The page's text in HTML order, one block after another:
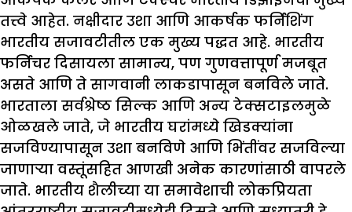
तत्त्वे आहेत. नक्षीदार उशा आणि आकर्षक फर्निशिंग
भारतीय सजावटीतील एक मुख्य पद्धत आहे. भारतीय
फर्निचर दिसायला सामान्य, पण गुणवत्तापूर्ण मजबूत
असते आणि ते सागवानी लाकडापासून बनविले जाते.
भारताला सर्वश्रेष्ठ सिल्क आणि अन्य टेक्सटाइलमुळे
ओळखले जाते, जे भारतीय घरांमध्ये खिडक्यांना
सजविण्यापासून उशा बनविणे आणि भिंतींवर सजविल्या
जाणाऱ्या वस्तूंसहित आणखी अनेक कारणांसाठी वापरले
जाते. भारतीय शैलीच्या या समावेशाची लोकप्रियता